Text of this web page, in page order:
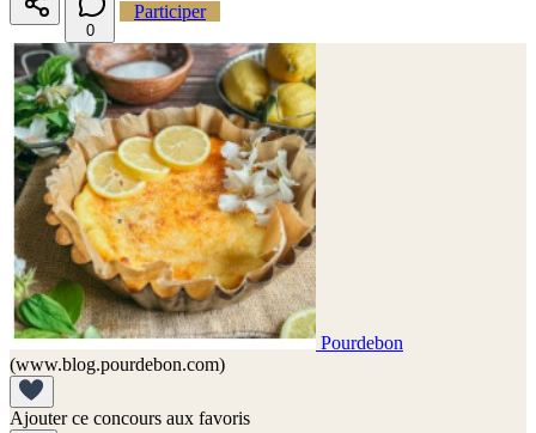
0
Participer
Pourdebon
(www.blog.pourdebon.com)
Ajouter ce concours aux favoris